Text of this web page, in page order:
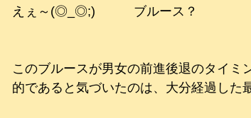
えぇ～(◎_◎;)　　　ブルース？
このブルースが男女の前進後退のタイミ
的であると気づいたのは、大分経過した